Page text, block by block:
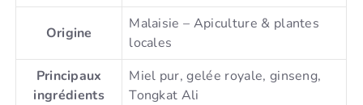
Origine
Malaisie – Apiculture & plantes
locales
Principaux
ingrédients
Miel pur, gelée royale, ginseng,
Tongkat Ali